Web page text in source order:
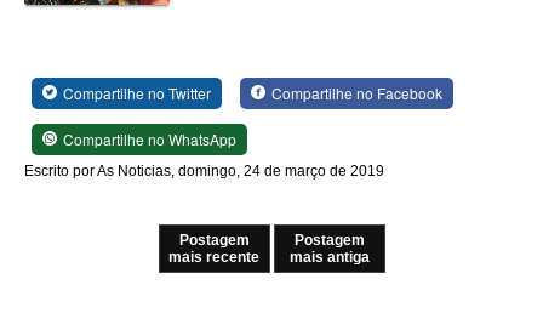
Compartilhe no Twitter Compartilhe no Facebook
Compartilhe no WhatsApp
Escrito por As Noticias, domingo, 24 de março de 2019
Postagem
mais recente
Postagem
mais antiga